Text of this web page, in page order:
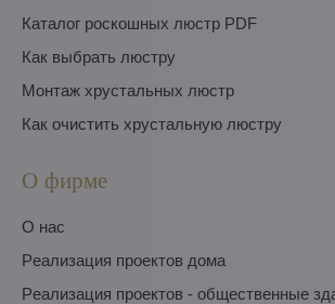
Каталог роскошных люстр PDF
Как выбрать люстру
Монтаж хрустальных люстр
Как очистить хрустальную люстру
О фирме
O нас
Pеализация проектов дома
Pеализация проектов - общественные